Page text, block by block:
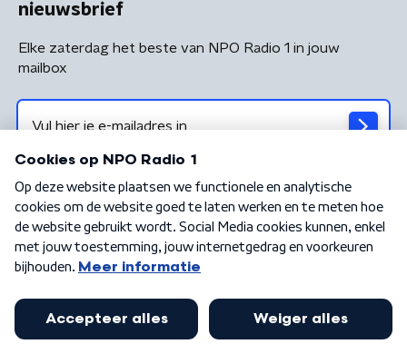
nieuwsbrief
Elke zaterdag het beste van NPO Radio 1 in jouw
mailbox
Algemene voorwaarden Privacybeleid